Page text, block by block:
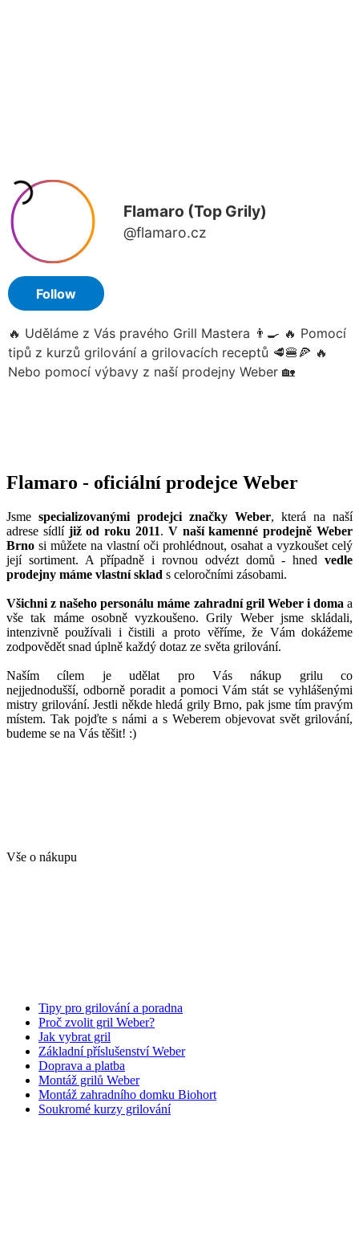
Flamaro - oficiální prodejce Weber
Jsme specializovanými prodejci značky Weber, která na naší
adrese sídlí již od roku 2011. V naší kamenné prodejně Weber
Brno si můžete na vlastní oči prohlédnout, osahat a vyzkoušet celý
její sortiment. A případně i rovnou odvézt domů - hned vedle
prodejny máme vlastní sklad s celoročními zásobami.
Všichni z našeho personálu máme zahradní gril Weber i doma a
vše tak máme osobně vyzkoušeno. Grily Weber jsme skládali,
intenzivně používali i čistili a proto věříme, že Vám dokážeme
zodpovědět snad úplně každý dotaz ze světa grilování.
Naším cílem je udělat pro Vás nákup grilu co
nejjednodušší, odborně poradit a pomoci Vám stát se vyhlášenými
mistry grilování. Jestli někde hledá grily Brno, pak jsme tím pravým
místem. Tak pojďte s námi a s Weberem objevovat svět grilování,
budeme se na Vás těšit! :)
Vše o nákupu
Tipy pro grilování a poradna
Proč zvolit gril Weber?
Jak vybrat gril
Základní příslušenství Weber
Doprava a platba
Montáž grilů Weber
Montáž zahradního domku Biohort
Soukromé kurzy grilování